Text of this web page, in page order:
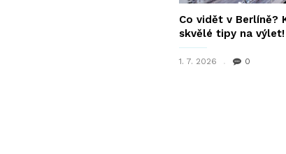
Co vidět v Berlíně?
skvělé tipy na výlet!
1. 7. 2026 0